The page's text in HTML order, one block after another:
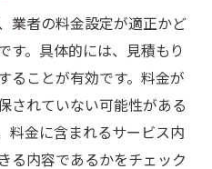
業者の料金設定が適正かど
す。具体的には、見積もり
ることが有効です。料金が
されていない可能性がある
料金に含まれるサービス内
る内容であるかをチェック